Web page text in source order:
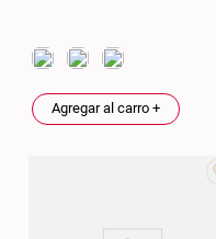
Agregar al carro +